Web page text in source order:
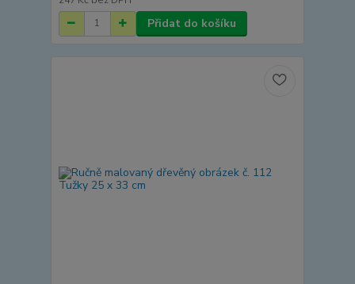
Přidat do košíku